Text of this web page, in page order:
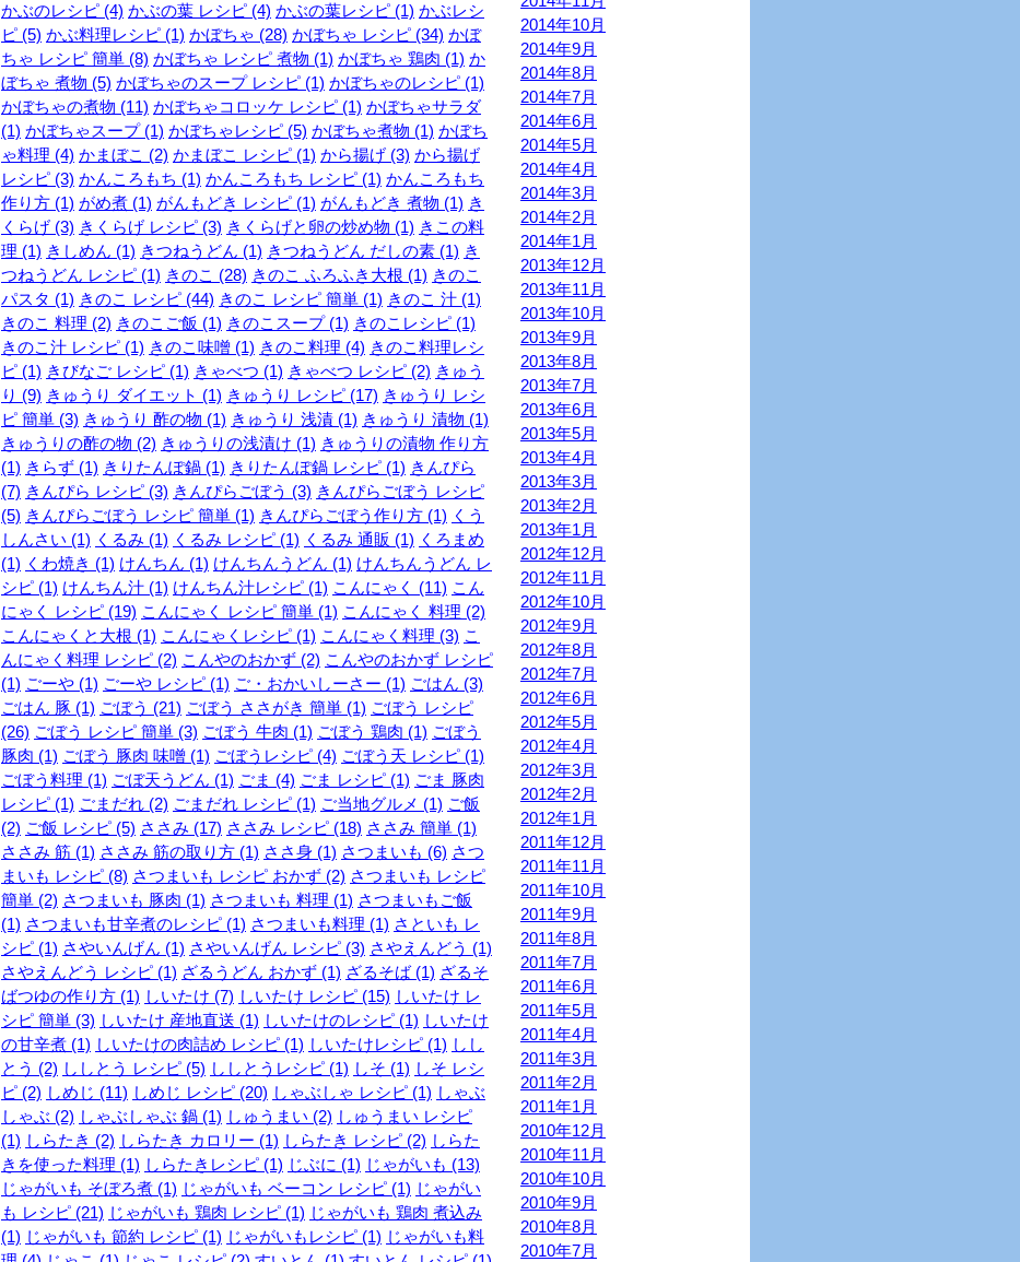
かぶのレシピ (4) かぶの葉 レシピ (4) かぶの葉レシピ (1) かぶレシ
ピ (5) かぶ料理レシピ (1) かぼちゃ (28) かぼちゃ レシピ (34) かぼ
ちゃ レシピ 簡単 (8) かぼちゃ レシピ 煮物 (1) かぼちゃ 鶏肉 (1) か
ぼちゃ 煮物 (5) かぼちゃのスープ レシピ (1) かぼちゃのレシピ (1)
かぼちゃの煮物 (11) かぼちゃコロッケ レシピ (1) かぼちゃサラダ
(1) かぼちゃスープ (1) かぼちゃレシピ (5) かぼちゃ煮物 (1) かぼち
ゃ料理 (4) かまぼこ (2) かまぼこ レシピ (1) から揚げ (3) から揚げ
レシピ (3) かんころもち (1) かんころもち レシピ (1) かんころもち
作り方 (1) がめ煮 (1) がんもどき レシピ (1) がんもどき 煮物 (1) き
くらげ (3) きくらげ レシピ (3) きくらげと卵の炒め物 (1) きこの料
理 (1) きしめん (1) きつねうどん (1) きつねうどん だしの素 (1) き
つねうどん レシピ (1) きのこ (28) きのこ ふろふき大根 (1) きのこ
パスタ (1) きのこ レシピ (44) きのこ レシピ 簡単 (1) きのこ 汁 (1)
きのこ 料理 (2) きのこご飯 (1) きのこスープ (1) きのこレシピ (1)
きのこ汁 レシピ (1) きのこ味噌 (1) きのこ料理 (4) きのこ料理レシ
ピ (1) きびなご レシピ (1) きゃべつ (1) きゃべつ レシピ (2) きゅう
り (9) きゅうり ダイエット (1) きゅうり レシピ (17) きゅうり レシ
ピ 簡単 (3) きゅうり 酢の物 (1) きゅうり 浅漬 (1) きゅうり 漬物 (1)
きゅうりの酢の物 (2) きゅうりの浅漬け (1) きゅうりの漬物 作り方
(1) きらず (1) きりたんぽ鍋 (1) きりたんぽ鍋 レシピ (1) きんぴら
(7) きんぴら レシピ (3) きんぴらごぼう (3) きんぴらごぼう レシピ
(5) きんぴらごぼう レシピ 簡単 (1) きんぴらごぼう作り方 (1) くう
しんさい (1) くるみ (1) くるみ レシピ (1) くるみ 通販 (1) くろまめ
(1) くわ焼き (1) けんちん (1) けんちんうどん (1) けんちんうどん レ
シピ (1) けんちん汁 (1) けんちん汁レシピ (1) こんにゃく (11) こん
にゃく レシピ (19) こんにゃく レシピ 簡単 (1) こんにゃく 料理 (2)
こんにゃくと大根 (1) こんにゃくレシピ (1) こんにゃく料理 (3) こ
んにゃく料理 レシピ (2) こんやのおかず (2) こんやのおかず レシピ
(1) ごーや (1) ごーや レシピ (1) ご・おかいしーさー (1) ごはん (3)
ごはん 豚 (1) ごぼう (21) ごぼう ささがき 簡単 (1) ごぼう レシピ
(26) ごぼう レシピ 簡単 (3) ごぼう 牛肉 (1) ごぼう 鶏肉 (1) ごぼう
豚肉 (1) ごぼう 豚肉 味噌 (1) ごぼうレシピ (4) ごぼう天 レシピ (1)
ごぼう料理 (1) ごぼ天うどん (1) ごま (4) ごま レシピ (1) ごま 豚肉
レシピ (1) ごまだれ (2) ごまだれ レシピ (1) ご当地グルメ (1) ご飯
(2) ご飯 レシピ (5) ささみ (17) ささみ レシピ (18) ささみ 簡単 (1)
ささみ 筋 (1) ささみ 筋の取り方 (1) ささ身 (1) さつまいも (6) さつ
まいも レシピ (8) さつまいも レシピ おかず (2) さつまいも レシピ
簡単 (2) さつまいも 豚肉 (1) さつまいも 料理 (1) さつまいもご飯
(1) さつまいも甘辛煮のレシピ (1) さつまいも料理 (1) さといも レ
シピ (1) さやいんげん (1) さやいんげん レシピ (3) さやえんどう (1)
さやえんどう レシピ (1) ざるうどん おかず (1) ざるそば (1) ざるそ
ばつゆの作り方 (1) しいたけ (7) しいたけ レシピ (15) しいたけ レ
シピ 簡単 (3) しいたけ 産地直送 (1) しいたけのレシピ (1) しいたけ
の甘辛煮 (1) しいたけの肉詰め レシピ (1) しいたけレシピ (1) しし
とう (2) ししとう レシピ (5) ししとうレシピ (1) しそ (1) しそ レシ
ピ (2) しめじ (11) しめじ レシピ (20) しゃぶしゃ レシピ (1) しゃぶ
しゃぶ (2) しゃぶしゃぶ 鍋 (1) しゅうまい (2) しゅうまい レシピ
(1) しらたき (2) しらたき カロリー (1) しらたき レシピ (2) しらた
きを使った料理 (1) しらたきレシピ (1) じぶに (1) じゃがいも (13)
じゃがいも そぼろ煮 (1) じゃがいも ベーコン レシピ (1) じゃがい
も レシピ (21) じゃがいも 鶏肉 レシピ (1) じゃがいも 鶏肉 煮込み
(1) じゃがいも 節約 レシピ (1) じゃがいもレシピ (1) じゃがいも料
2014年10月
2014年9月
2014年8月
2014年7月
2014年6月
2014年5月
2014年4月
2014年3月
2014年2月
2014年1月
2013年12月
2013年11月
2013年10月
2013年9月
2013年8月
2013年7月
2013年6月
2013年5月
2013年4月
2013年3月
2013年2月
2013年1月
2012年12月
2012年11月
2012年10月
2012年9月
2012年8月
2012年7月
2012年6月
2012年5月
2012年4月
2012年3月
2012年2月
2012年1月
2011年12月
2011年11月
2011年10月
2011年9月
2011年8月
2011年7月
2011年6月
2011年5月
2011年4月
2011年3月
2011年2月
2011年1月
2010年12月
2010年11月
2010年10月
2010年9月
2010年8月
2010年7月